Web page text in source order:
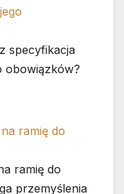
specyfikacja
obowiązków?
ramię do
ramię do
przemyślenia